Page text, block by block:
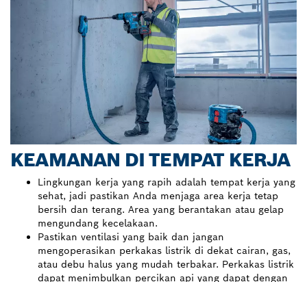
KEAMANAN DI TEMPAT KERJA
Lingkungan kerja yang rapih adalah tempat kerja yang
sehat, jadi pastikan Anda menjaga area kerja tetap
bersih dan terang. Area yang berantakan atau gelap
mengundang kecelakaan.
Pastikan ventilasi yang baik dan jangan
mengoperasikan perkakas listrik di dekat cairan, gas,
atau debu halus yang mudah terbakar. Perkakas listrik
dapat menimbulkan percikan api yang dapat dengan